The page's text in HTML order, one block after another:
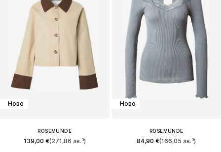
Ново
ROSEMUNDE
139,00 €(271,86 лв.³)
Ново
ROSEMUNDE
84,90 €(166,05 лв.³)